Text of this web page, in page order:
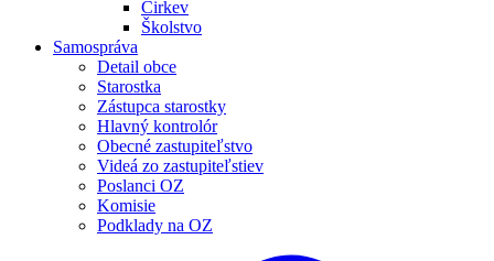
Cirkev
Školstvo
Samospráva
Detail obce
Starostka
Zástupca starostky
Hlavný kontrolór
Obecné zastupiteľstvo
Videá zo zastupiteľstiev
Poslanci OZ
Komisie
Podklady na OZ